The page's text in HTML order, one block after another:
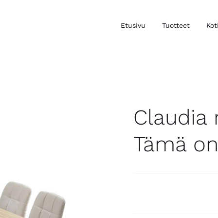
Etusivu Tuotteet
Claudia
Tämä